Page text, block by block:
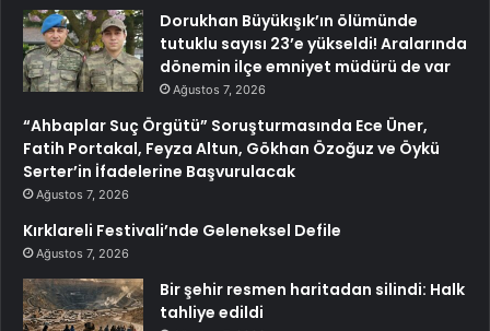
Dorukhan Büyükışık’ın ölümünde
tutuklu sayısı 23’e yükseldi! Aralarında
dönemin ilçe emniyet müdürü de var
Ağustos 7, 2026
“Ahbaplar Suç Örgütü” Soruşturmasında Ece Üner,
Fatih Portakal, Feyza Altun, Gökhan Özoğuz ve Öykü
Serter’in İfadelerine Başvurulacak
Ağustos 7, 2026
Kırklareli Festivali’nde Geleneksel Defile
Ağustos 7, 2026
Bir şehir resmen haritadan silindi: Halk
tahliye edildi